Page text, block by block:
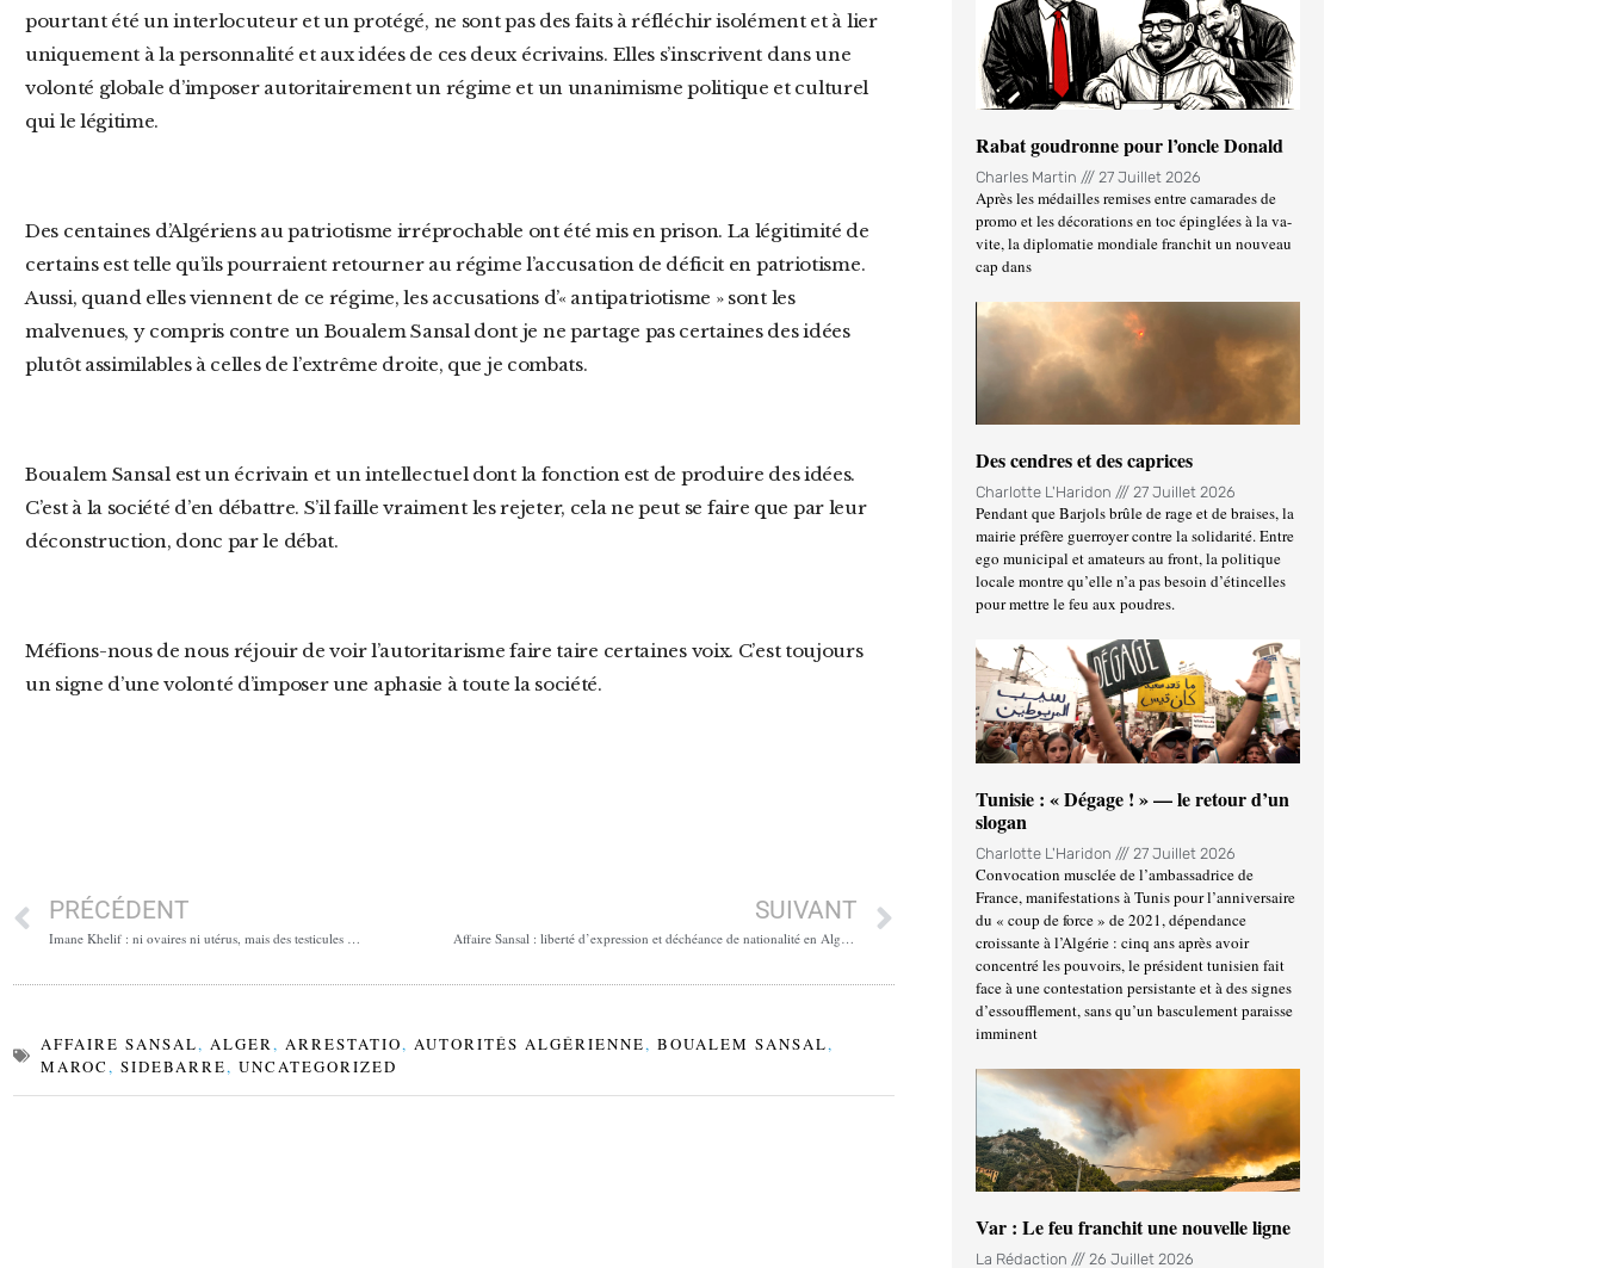
pourtant été un interlocuteur et un protégé, ne sont pas des faits à réfléchir isolément et à lier
uniquement à la personnalité et aux idées de ces deux écrivains. Elles s’inscrivent dans une
volonté globale d’imposer autoritairement un régime et un unanimisme politique et culturel
qui le légitime.
Des centaines d’Algériens au patriotisme irréprochable ont été mis en prison. La légitimité de
certains est telle qu’ils pourraient retourner au régime l’accusation de déficit en patriotisme.
Aussi, quand elles viennent de ce régime, les accusations d’« antipatriotisme » sont les
malvenues, y compris contre un Boualem Sansal dont je ne partage pas certaines des idées
plutôt assimilables à celles de l’extrême droite, que je combats.
Boualem Sansal est un écrivain et un intellectuel dont la fonction est de produire des idées.
C’est à la société d’en débattre. S’il faille vraiment les rejeter, cela ne peut se faire que par leur
déconstruction, donc par le débat.
Méfions-nous de nous réjouir de voir l’autoritarisme faire taire certaines voix. C’est toujours
un signe d’une volonté d’imposer une aphasie à toute la société.
PRÉCÉDENT
Imane Khelif : ni ovaires ni utérus, mais des testicules …
SUIVANT
Affaire Sansal : liberté d’expression et déchéance de nationalité en Algérie
AFFAIRE SANSAL, ALGER, ARRESTATIO, AUTORITÉS ALGÉRIENNE, BOUALEM SANSAL,
MAROC, SIDEBARRE, UNCATEGORIZED
Rabat goudronne pour l’oncle Donald
Charles Martin 27 Juillet 2026
Après les médailles remises entre camarades de
promo et les décorations en toc épinglées à la va-
vite, la diplomatie mondiale franchit un nouveau
cap dans
Des cendres et des caprices
Charlotte L'Haridon 27 Juillet 2026
Pendant que Barjols brûle de rage et de braises, la
mairie préfère guerroyer contre la solidarité. Entre
ego municipal et amateurs au front, la politique
locale montre qu’elle n’a pas besoin d’étincelles
pour mettre le feu aux poudres.
Tunisie : « Dégage ! » — le retour d’un
slogan
Charlotte L'Haridon 27 Juillet 2026
Convocation musclée de l’ambassadrice de
France, manifestations à Tunis pour l’anniversaire
du « coup de force » de 2021, dépendance
croissante à l’Algérie : cinq ans après avoir
concentré les pouvoirs, le président tunisien fait
face à une contestation persistante et à des signes
d’essoufflement, sans qu’un basculement paraisse
imminent
Var : Le feu franchit une nouvelle ligne
La Rédaction 26 Juillet 2026